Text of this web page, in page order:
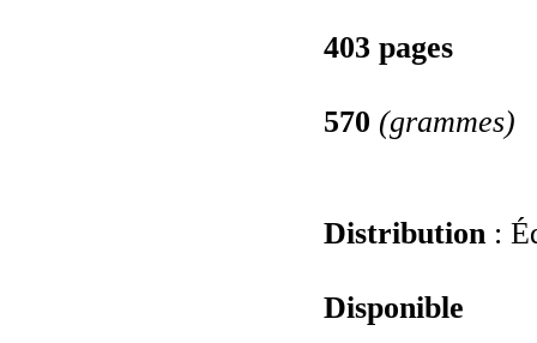
403 pages
570 (grammes)
Distribution :
Disponible